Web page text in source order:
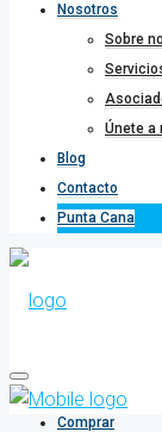
Nosotros
Sobre
Únete a
Blog
Contacto
Punta Cana
Comprar